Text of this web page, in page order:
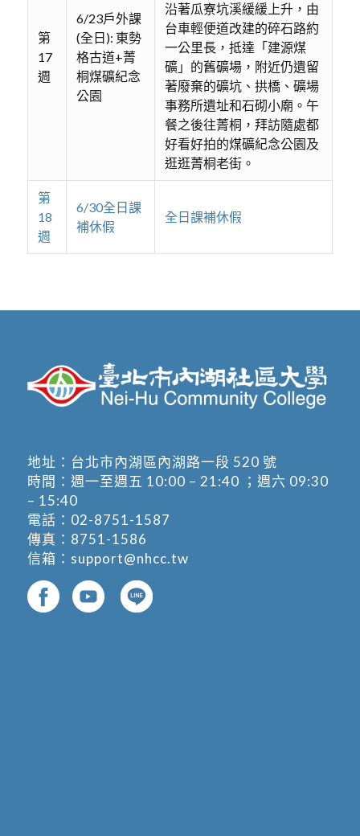
第
17
週
6/23戶外課
(全日): 東勢
格古道+菁
桐煤礦紀念
公園
沿著瓜寮坑溪緩緩上升，由
台車輕便道改建的碎石路約
一公里長，抵達「建源煤
礦」的舊礦場，附近仍遺留
著廢棄的礦坑、拱橋、礦場
事務所遺址和石砌小廟。午
餐之後往菁桐，拜訪隨處都
好看好拍的煤礦紀念公園及
逛逛菁桐老街。
第
18
週
6/30全日課
補休假
全日課補休假
地址： 台北市內湖區內湖路一段 520 號
時間：週一至週五 10:00 – 21:40 ；週六 09:30
– 15:40
電話： 02-8751-1587
傳真：8751-1586
信箱： support@nhcc.tw